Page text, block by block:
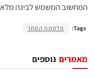
המחשוב המשמש לבינה
Tags: מלחמת הסחר
נוספים מאמרים